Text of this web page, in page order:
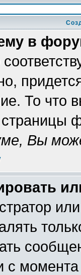
в
То что
страницы
Вы
с